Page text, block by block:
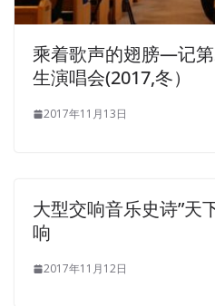
乘着歌声的翅膀—记
生演唱会(2017,冬）
2017年11月13日
大型交响音乐史诗”天
响
2017年11月12日